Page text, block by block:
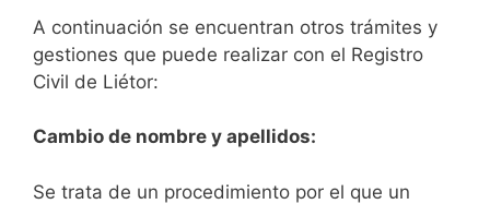
A continuación se encuentran otros trámites y
gestiones que puede realizar con el Registro
Civil de Liétor:
Cambio de nombre y apellidos:
Se trata de un procedimiento por el que un